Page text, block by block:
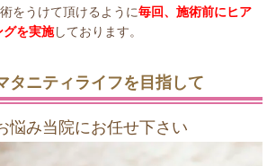
をうけて頂けるように毎回、施術前にヒア
グを実施しております。
タニティライフを目指して
悩み当院にお任せ下さい